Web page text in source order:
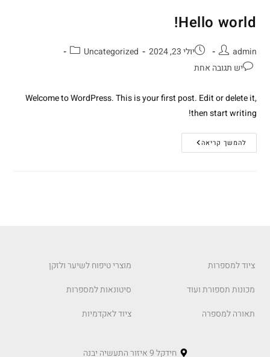
Hello world!
admin יולי 23, 2024
Uncategorized
יש תגובה אחת
Welcome to WordPress. This is your first post. Edit or delete it,
then start writing!
להמשך קריאה
ציוד למספרות
מכונות תספורת ועוד
תאורה למספרה
מוצרי טיפוח לשיער ולזקן
סיטונאות למספרות
ציוד לאקדמיות
חידקל 9 איזור התעשיה יבנה